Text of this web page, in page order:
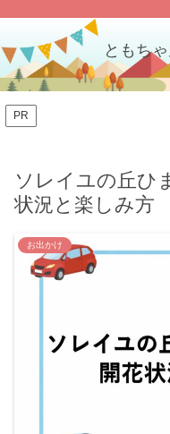
ともち
PR
ソレイユの丘ひ
状況と楽しみ方
お出かけ